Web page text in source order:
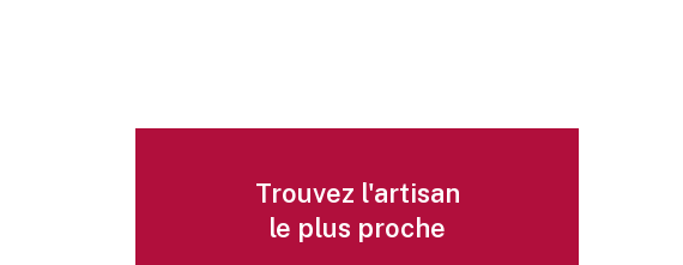
Trouvez l'artisan
le plus proche